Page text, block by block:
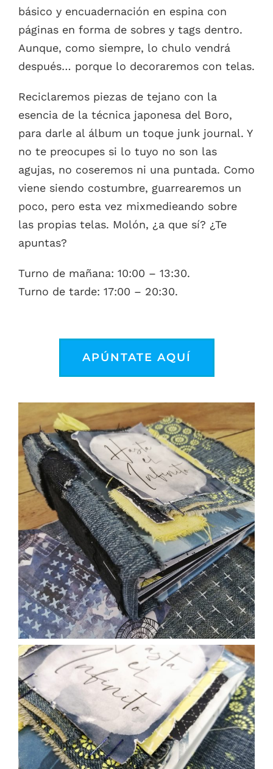
básico y encuadernación en espina con
páginas en forma de sobres y tags dentro.
Aunque, como siempre, lo chulo vendrá
después… porque lo decoraremos con telas.
Reciclaremos piezas de tejano con la
esencia de la técnica japonesa del Boro,
para darle al álbum un toque junk journal. Y
no te preocupes si lo tuyo no son las
agujas, no coseremos ni una puntada. Como
viene siendo costumbre, guarrearemos un
poco, pero esta vez mixmedieando sobre
las propias telas. Molón, ¿a que sí? ¿Te
apuntas?
Turno de mañana: 10:00 – 13:30.
Turno de tarde: 17:00 – 20:30.
APÚNTATE AQUÍ